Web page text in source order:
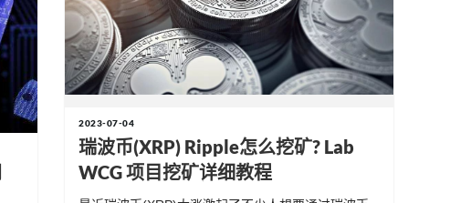
2023-07-04
瑞波币(XRP) Ripple怎么挖矿? Lab
WCG 项目挖矿详细教程